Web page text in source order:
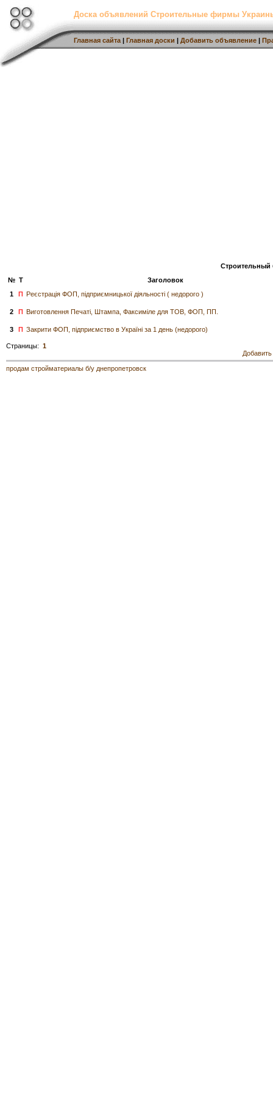
Доска объявлений Строительные фирмы
Главная сайта | Главная доски | Добавить объявление |
Строительный
№ Т
Заголовок
1
П Реєстрація ФОП, підприємницької діяльності ( недорого )
2 П Виготовлення Печаті, Штампа, Факсиміле для ТОВ, ФОП, ПП.
3 П Закрити ФОП, підприємство в Україні за 1 день (недорого)
Страницы: 1
продам стройматериалы б/у днепропетровск